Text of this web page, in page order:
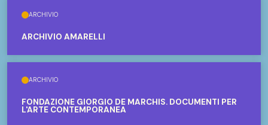
ARCHIVIO
ARCHIVIO AMARELLI
ARCHIVIO
FONDAZIONE GIORGIO DE MARCHIS. DOCUMENTI PER
L'ARTE CONTEMPORANEA